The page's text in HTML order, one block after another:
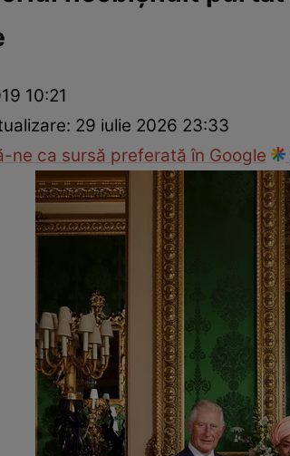
10:21
29 iulie 2026 23:33
ne ca sursă preferată în Google